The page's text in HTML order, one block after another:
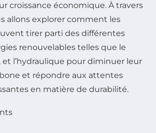
croissance économique. À travers
allons explorer comment les
tirer parti des différentes
renouvelables telles que le
et l’hydraulique pour diminuer leur
et répondre aux attentes
en matière de durabilité.